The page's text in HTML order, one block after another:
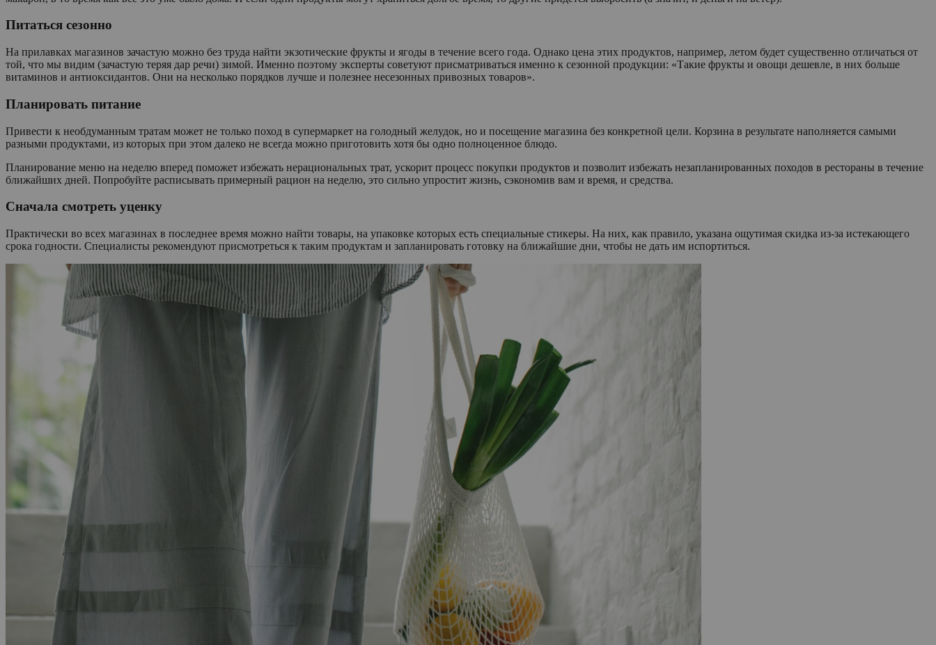
Питаться сезонно
На прилавках магазинов зачастую можно без труда найти экзотические фрукты и ягоды в течение всего года. Однако цена этих продуктов, например, летом будет существенно отличаться от
той, что мы видим (зачастую теряя дар речи) зимой. Именно поэтому эксперты советуют присматриваться именно к сезонной продукции: «Такие фрукты и овощи дешевле, в них больше
витаминов и антиоксидантов. Они на несколько порядков лучше и полезнее несезонных привозных товаров».
Планировать питание
Привести к необдуманным тратам может не только поход в супермаркет на голодный желудок, но и посещение магазина без конкретной цели. Корзина в результате наполняется самыми
разными продуктами, из которых при этом далеко не всегда можно приготовить хотя бы одно полноценное блюдо.
Планирование меню на неделю вперед поможет избежать нерациональных трат, ускорит процесс покупки продуктов и позволит избежать незапланированных походов в рестораны в течение
ближайших дней. Попробуйте расписывать примерный рацион на неделю, это сильно упростит жизнь, сэкономив вам и время, и средства.
Сначала смотреть уценку
Практически во всех магазинах в последнее время можно найти товары, на упаковке которых есть специальные стикеры. На них, как правило, указана ощутимая скидка из-за истекающего
срока годности. Специалисты рекомендуют присмотреться к таким продуктам и запланировать готовку на ближайшие дни, чтобы не дать им испортиться.